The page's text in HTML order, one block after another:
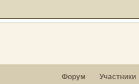
Форум Участники